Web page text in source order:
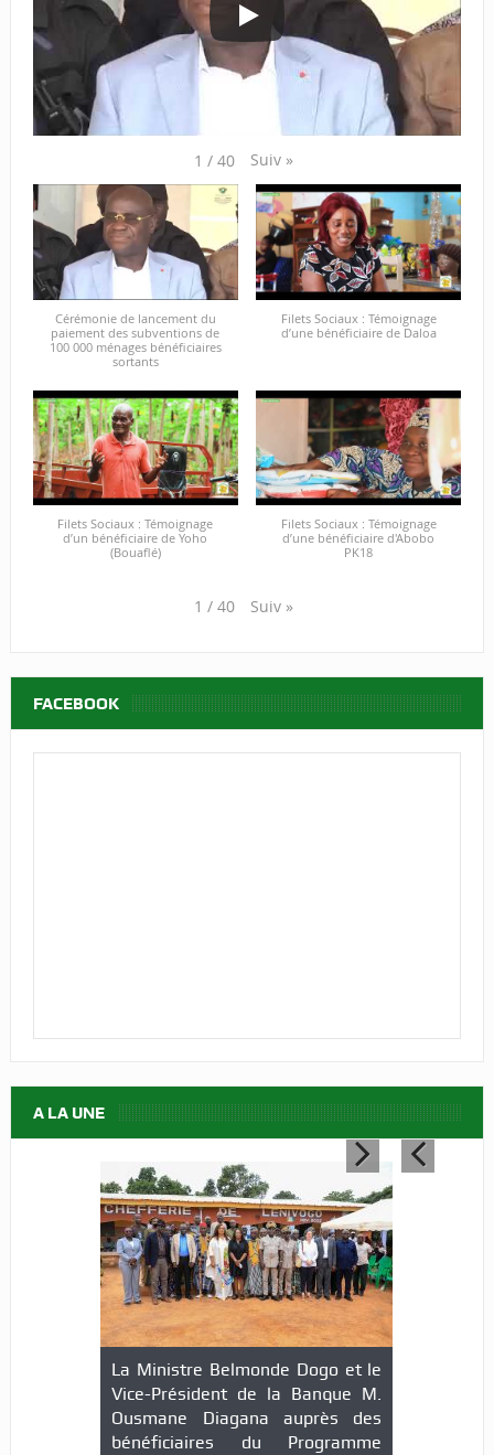
1 / 40 Suiv »
Cérémonie de lancement du
paiement des subventions de
100 000 ménages bénéficiaires
sortants
Filets Sociaux : Témoignage
d’une bénéficiaire de Daloa
Filets Sociaux : Témoignage
d’un bénéficiaire de Yoho
(Bouaflé)
Filets Sociaux : Témoignage
d’une bénéficiaire d'Abobo
PK18
1 / 40 Suiv »
FACEBOOK
A LA UNE
La Ministre Belmonde Dogo et le
Vice-Président de la Banque M.
Ousmane Diagana auprès des
bénéficiaires du Programme